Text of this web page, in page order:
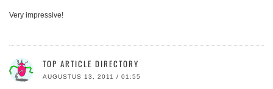
Very impressive!
TOP ARTICLE DIRECTORY
AUGUSTUS 13, 2011 / 01:55